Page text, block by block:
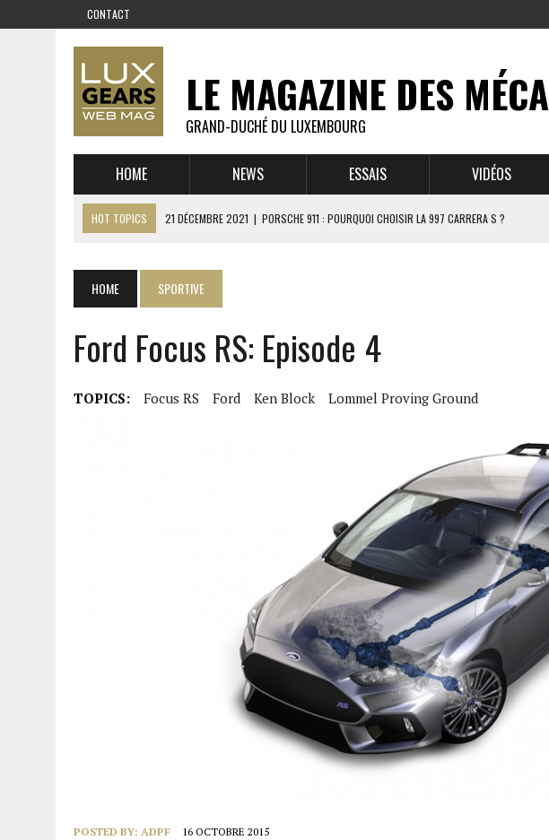
CONTACT
LE MAGAZINE DES
GRAND-DUCHÉ DU LUXEMBOURG
HOME NEWS ESSAIS VIDÉOS
HOT TOPICS 21 DÉCEMBRE 2021 | PORSCHE 911 : POURQUOI CHOISIR LA 997 CARRERA S ?
1 JUIN 2021 | GROUPE 3 : ALPINE A110 1600 S VS PORSCHE 911 2,7 RS
6 AVRIL 2021
DE L’HUILE SUR LA PISTE – ART CARS
22 OCTOBRE 2020 | EXPO MAZDA 100 ANS – AUTOWORLD MUSEUM BRUSSELS
HOME SPORTIVE
Ford Focus RS: Episode 4
TOPICS: Focus RS Ford Ken Block Lommel Proving Ground
POSTED BY: ADPF 16 OCTOBRE 2015